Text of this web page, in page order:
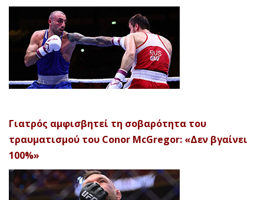
Γιατρός αμφισβητεί τη σοβαρότητα του
τραυματισμού του Conor McGregor: «Δεν βγαίνει
100%»